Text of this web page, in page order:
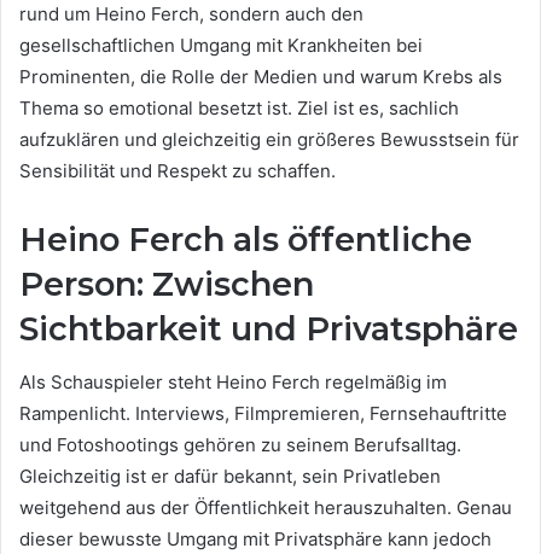
rund um Heino Ferch, sondern auch den
gesellschaftlichen Umgang mit Krankheiten bei
Prominenten, die Rolle der Medien und warum Krebs als
Thema so emotional besetzt ist. Ziel ist es, sachlich
aufzuklären und gleichzeitig ein größeres Bewusstsein für
Sensibilität und Respekt zu schaffen.
Heino Ferch als öffentliche
Person: Zwischen
Sichtbarkeit und Privatsphäre
Als Schauspieler steht Heino Ferch regelmäßig im
Rampenlicht. Interviews, Filmpremieren, Fernsehauftritte
und Fotoshootings gehören zu seinem Berufsalltag.
Gleichzeitig ist er dafür bekannt, sein Privatleben
weitgehend aus der Öffentlichkeit herauszuhalten. Genau
dieser bewusste Umgang mit Privatsphäre kann jedoch